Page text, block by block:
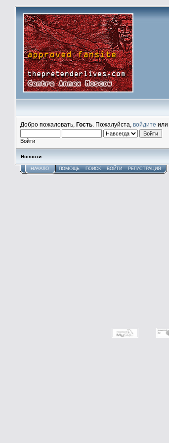
Добро пожаловать, Гость . Пожалуйста, войдите или
Войти
Новости:
НАЧАЛО ПОМОЩЬ ПОИСК ВОЙТИ РЕГИСТРАЦИЯ